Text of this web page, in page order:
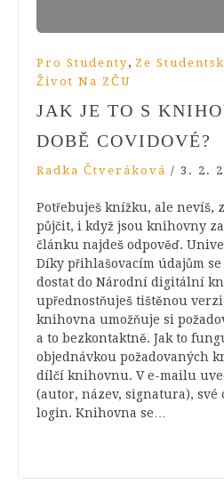
Pro Studenty, Ze
Život Na ZČU
JAK JE TO S
DOBĚ COVIDOVÉ?
Radka Čtveráková / 3. 2.
Potřebuješ knížku, ale nevíš,
půjčit, i když jsou knihovny
článku najdeš odpověď.
Díky přihlašovacím údajům se
dostat do Národní digitální
upřednostňuješ tištěnou
knihovna umožňuje si
a to bezkontaktně. Jak to
objednávkou požadovaných
dílčí knihovnu. V e-mailu
(autor, název, signatura), své
login. Knihovna se…